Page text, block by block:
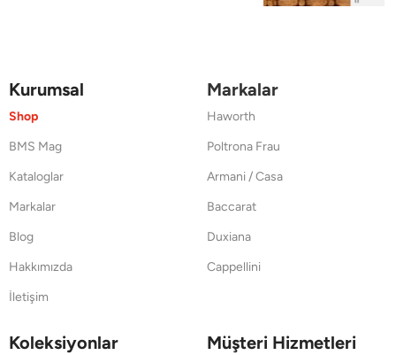
Kurumsal
Shop
BMS Mag
Kataloglar
Markalar
Blog
Hakkımızda
İletişim
Markalar
Haworth
Poltrona Frau
Armani / Casa
Baccarat
Duxiana
Cappellini
Koleksiyonlar Müşteri Hizmetleri